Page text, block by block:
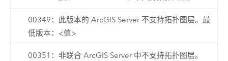
00349：此版本的 ArcGIS Server 不支持拓扑图层。最
低版本：<值>
00351：非联合 ArcGIS Server 中不支持拓扑图层。